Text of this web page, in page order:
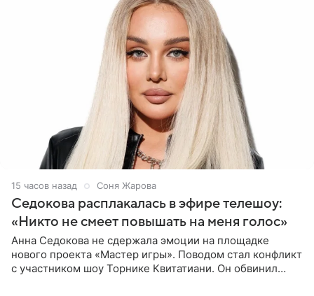
15 часов назад Соня Жарова
Седокова расплакалась в эфире телешоу:
«Никто не смеет повышать на меня голос»
Анна Седокова не сдержала эмоции на площадке
нового проекта «Мастер игры». Поводом стал конфликт
с участником шоу Торнике Квитатиани. Он обвинил